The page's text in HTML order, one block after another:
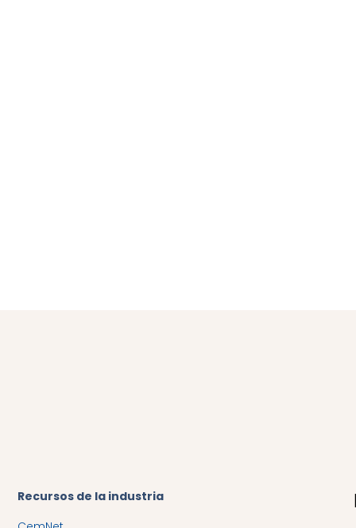
Recursos de la industria